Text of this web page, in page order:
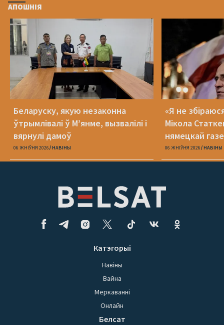
АПОШНІЯ
Беларуску, якую незаконна
ўтрымлівалі ў М’янме, вызвалілі і
вярнулі дамоў
06 ЖНІЎНЯ 2026 НАВІНЫ
«Я не
Мікола
нямецкай
06 ЖНІЎНЯ 2026 НАВІНЫ
Катэгорыі
Навіны
Вайна
Меркаванні
Онлайн
Белсат